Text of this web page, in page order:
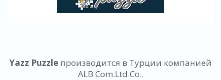
Yazz Puzzle производится в Турции компанией
ALB Com.Ltd.Co..